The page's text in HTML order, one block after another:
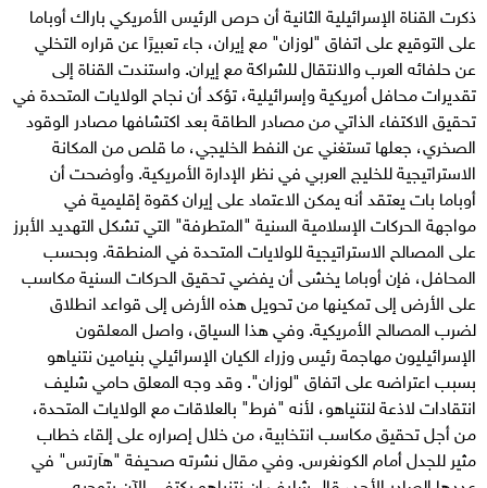
ذكرت القناة الإسرائيلية الثانية أن حرص الرئيس الأمريكي باراك أوباما
على التوقيع على اتفاق "لوزان" مع إيران، جاء تعبيرًا عن قراره التخلي
عن حلفائه العرب والانتقال للشراكة مع إيران. واستندت القناة إلى
تقديرات محافل أمريكية وإسرائيلية، تؤكد أن نجاح الولايات المتحدة في
تحقيق الاكتفاء الذاتي من مصادر الطاقة بعد اكتشافها مصادر الوقود
الصخري، جعلها تستغني عن النفط الخليجي، ما قلص من المكانة
الاستراتيجية للخليج العربي في نظر الإدارة الأمريكية. وأوضحت أن
أوباما بات يعتقد أنه يمكن الاعتماد على إيران كقوة إقليمية في
مواجهة الحركات الإسلامية السنية "المتطرفة" التي تشكل التهديد الأبرز
على المصالح الاستراتيجية للولايات المتحدة في المنطقة. وبحسب
المحافل، فإن أوباما يخشى أن يفضي تحقيق الحركات السنية مكاسب
على الأرض إلى تمكينها من تحويل هذه الأرض إلى قواعد انطلاق
لضرب المصالح الأمريكية. وفي هذا السياق، واصل المعلقون
الإسرائيليون مهاجمة رئيس وزراء الكيان الإسرائيلي بنيامين نتنياهو
بسبب اعتراضه على اتفاق "لوزان". وقد وجه المعلق حامي شليف
انتقادات لاذعة لنتنياهو، لأنه "فرط" بالعلاقات مع الولايات المتحدة،
من أجل تحقيق مكاسب انتخابية، من خلال إصراره على إلقاء خطاب
مثير للجدل أمام الكونغرس. وفي مقال نشرته صحيفة "هآرتس" في